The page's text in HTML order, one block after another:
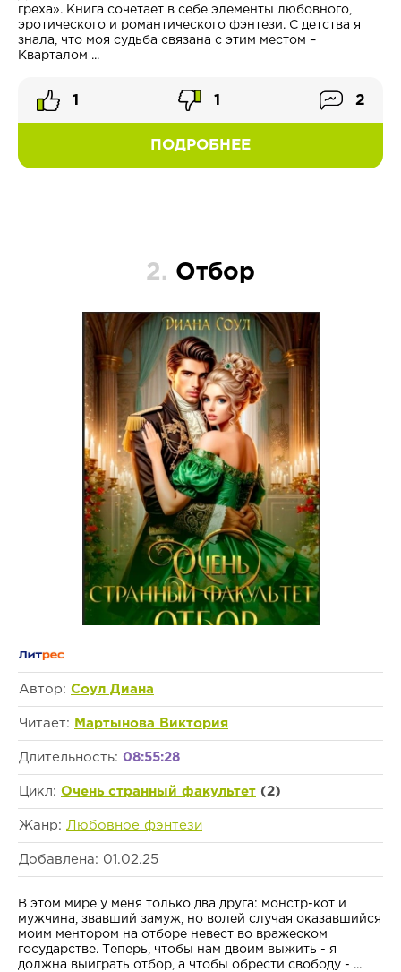
греха». Книга сочетает в себе элементы любовного,
эротического и романтического фэнтези. С детства я
знала, что моя судьба связана с этим местом –
Кварталом ...
ПОДРОБНЕЕ
1 1 2
2. Отбор
Автор: Соул Диана
Читает: Мартынова Виктория
Длительность: 08:55:28
Цикл: Очень странный факультет (2)
Жанр: Любовное фэнтези
Добавлена: 01.02.25
В этом мире у меня только два друга: монстр-кот и
мужчина, звавший замуж, но волей случая оказавшийся
моим ментором на отборе невест во вражеском
государстве. Теперь, чтобы нам двоим выжить - я
должна выиграть отбор, а чтобы обрести свободу - ...